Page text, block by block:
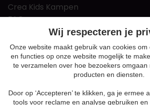
Crea Kids Kampen
FAQ
Tips & tricks
Contact
Nieuws & Vacatures
Algemene voorwaarden
Wij respecteren je
Onze website maakt gebruik van cookies om
en functies op onze website mogelijk te
te verzamelen over hoe bezoekers omgaan
producten en diensten.
Door op ‘Accepteren’ te klikken, ga je ermee
tools voor reclame en analyse gebruiken